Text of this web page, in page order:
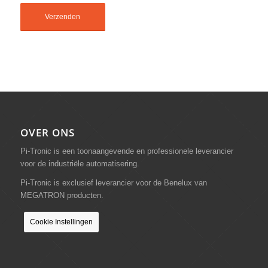
OVER ONS
Pi-Tronic is een toonaangevende en professionele leverancier
voor de industriële automatisering.
Pi-Tronic is exclusief leverancier voor de Benelux van
MEGATRON producten.
Cookie Instellingen